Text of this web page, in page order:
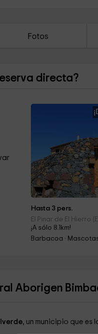
Fotos
directa?
Hasta 3 pers.
El Pinar de El Hierro
¡A sólo 8.1km!
Barbacoa ·
Aborigen
, un municipio que es